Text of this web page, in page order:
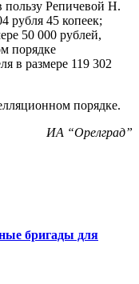
Репичевой Н.
рубля 45 копеек;
50 000 рублей,
порядке
в размере 119 302
порядке.
ИА “Орелград”
бригады для